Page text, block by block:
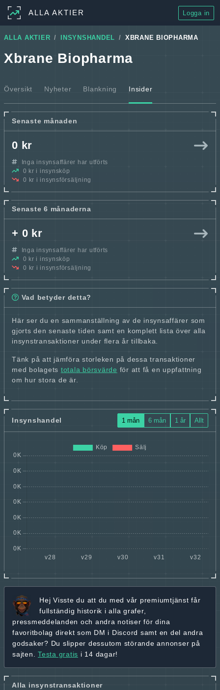
ALLA AKTIER Logga in
ALLA AKTIER INSYNSHANDEL XBRANE BIOPHARMA
Xbrane Biopharma
Översikt Nyheter Blankning Insider
Senaste månaden
0 kr
Inga insynsaffärer har utförts
0 kr i insynsköp
0 kr i insynsförsäljning
Senaste 6 månaderna
+ 0 kr
Inga insynsaffärer har utförts
0 kr i insynsköp
0 kr i insynsförsäljning
Vad betyder detta?
Här ser du en sammanställning av de insynsaffärer som
gjorts den senaste tiden samt en komplett lista över alla
insynstransaktioner under flera år tillbaka.
Tänk på att jämföra storleken på dessa transaktioner
med bolagets totala börsvärde för att få en uppfattning
om hur stora de är.
Insynshandel 1 mån 6 mån 1 år Allt
Hej Visste du att du med vår premiumtjänst får
fullständig historik i alla grafer,
pressmeddelanden och andra notiser för dina
favoritbolag direkt som DM i Discord samt en del andra
godsaker? Du slipper dessutom störande annonser på
sajten. Testa gratis i 14 dagar!
Alla insynstransaktioner